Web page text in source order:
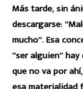
Más tarde, sin
descargarse:
mucho”. Esa
“ser alguien”
que no va por